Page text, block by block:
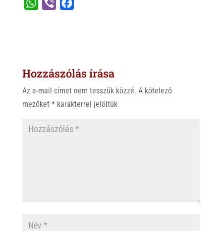
A
p
o
k
Hozzászólás írása
Az e-mail címet nem tesszük közzé. A kötelező
mezőket *karakterrel jelöltük